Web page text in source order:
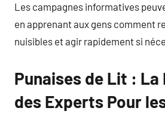
Les campagnes informatives
en apprenant aux gens comment
nuisibles et agir rapidement si
Punaises de Lit : La
des Experts Pour